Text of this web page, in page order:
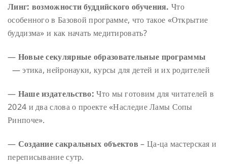
Линг: возможности буддийского обучения. Что
особенного в Базовой программе, что такое «Открытие
буддизма» и как начать медитировать?
— Новые секулярные образовательные программы
— этика, нейронауки, курсы для детей и их родителей
— Наше издательство: Что мы готовим для читателей в
2024 и два слова о проекте «Наследие Ламы Сопы
Ринпоче».
— Создание сакральных объектов – Ца-ца мастерская и
переписывание сутр.